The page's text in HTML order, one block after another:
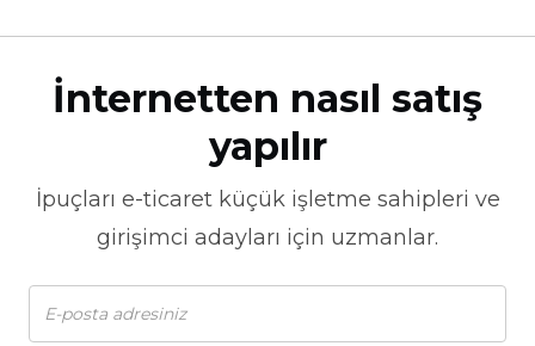
İnternetten nasıl satış
yapılır
İpuçları e-ticaretküçük işletme sahipleri ve
girişimci adayları için uzmanlar.